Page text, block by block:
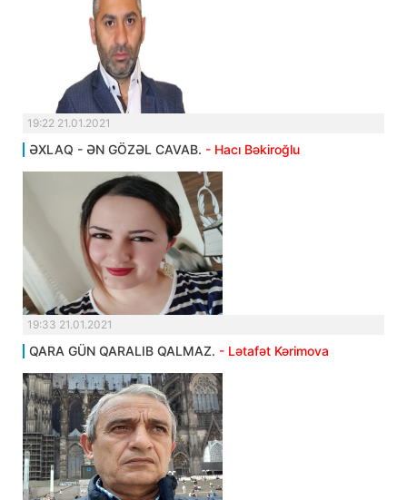
19:22 21.01.2021
ƏXLAQ - ƏN GÖZƏL CAVAB. - Hacı Bəkiroğlu
19:33 21.01.2021
QARA GÜN QARALIB QALMAZ. - Lətafət Kərimova